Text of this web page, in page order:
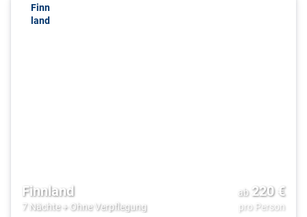
Finn
land
Finnland
7 Nächte+ Ohne Verpflegung
ab 220€
pro Person